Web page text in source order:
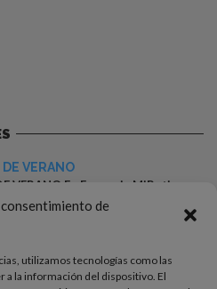
de
utilizamos tecnologías como las
a la información del dispositivo. El
VERANO
VERANO En Farmacia MiBotica
ha sorteado esta semana una